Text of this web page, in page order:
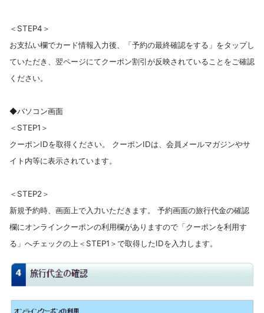
＜STEP4＞
お支払い欄でカード情報入力後、「予約の最終確認をする」をタップし
ていただき、翌ページにてクーポン割引が反映されていることをご確認
ください。
◆パソコン画面
＜STEP1＞
クーポンIDを取得ください。 クーポンIDは、会員メールマガジンやサ
イト内等に表示されています。
＜STEP2＞
新規予約時、画面上で入力いただきます。 予約画面の旅行代金の確認
欄にオンラインクーポンの利用欄がありますので「クーポンを利用す
る」へチェックの上＜STEP1＞で取得したIDを入力します。